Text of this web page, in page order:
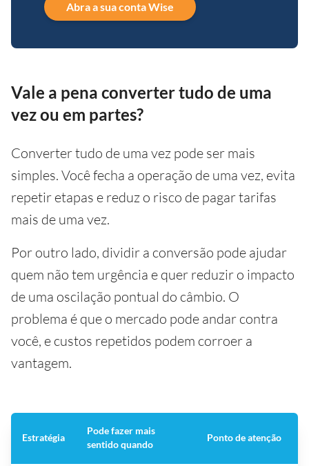
Abra a sua conta Wise
Vale a pena converter tudo de uma
vez ou em partes?
Converter tudo de uma vez pode ser mais
simples. Você fecha a operação de uma vez, evita
repetir etapas e reduz o risco de pagar tarifas
mais de uma vez.
Por outro lado, dividir a conversão pode ajudar
quem não tem urgência e quer reduzir o impacto
de uma oscilação pontual do câmbio. O
problema é que o mercado pode andar contra
você, e custos repetidos podem corroer a
vantagem.
Estratégia
Pode fazer mais
sentido quando
Ponto de atenção